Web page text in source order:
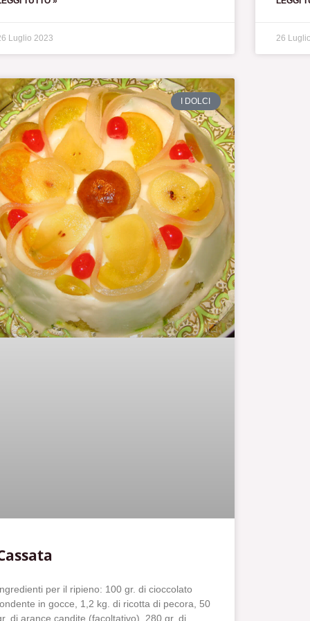
Luglio 2023 26
I DOLCI
per il ripieno: 100 gr. di cioccolato
in gocce, 1,2 kg. di ricotta di pecora, 50
di arance candite (facoltativo), 280 gr. di